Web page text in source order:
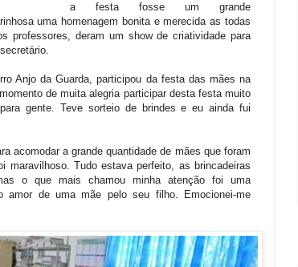
a festa fosse um grande
uma homenagem bonita e merecida as todas
professores, deram um show de criatividade para
Anjo da Guarda, participou da festa das mães na
de muita alegria participar desta festa muito
gente. Teve sorteio de brindes e eu ainda fui
acomodar a grande quantidade de mães que foram
maravilhoso. Tudo estava perfeito, as brincadeiras
o que mais chamou minha atenção foi uma
amor de uma mãe pelo seu filho. Emocionei-me